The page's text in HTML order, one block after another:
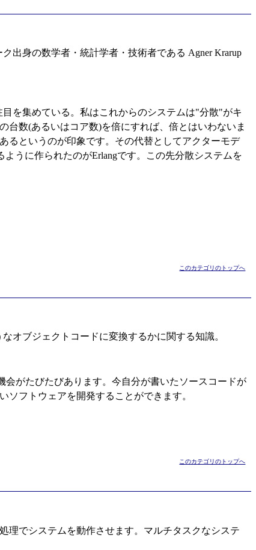
出身の数学者・統計学者・技術者である Agner Krarup
を集めている。私はこれからのシステムは"分散"がキ
数(あるいはコア数)を倍にすれば、倍とはいわないま
るというのが印象です。その代替としてアクターモデ
うに作られたのがErlangです。この先分散システムを
このカテゴリのトップへ
オブジェクトコードに変換するかに関する知識。
がたびたびあります。今自分が書いたソースコードが
フトウェアを開発することができます。
このカテゴリのトップへ
理でシステムを動作させます。マルチタスクなシステ